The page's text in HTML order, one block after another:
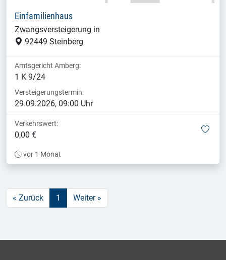
Einfamilienhaus
Zwangsversteigerung in
92449 Steinberg
Amtsgericht Amberg:
1 K 9/24
Versteigerungstermin:
29.09.2026, 09:00 Uhr
Verkehrswert:
0,00 €
vor 1 Monat
« Zurück 1 Weiter »